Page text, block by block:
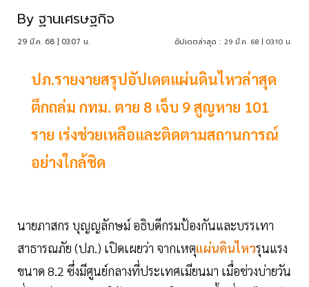
By ฐานเศรษฐกิจ
29 มี.ค. 68 | 03:07 น. อัปเดตล่าสุด : 29 มี.ค. 68 | 03:10 น.
ปภ.รายงายสรุปอัปเดตแผ่นดินไหวล่าสุด
ตึกถล่ม กทม. ตาย 8 เจ็บ 9 สูญหาย 101
ราย เร่งช่วยเหลือและติดตามสถานการณ์
อย่างใกล้ชิด
นายภาสกร บุญญลักษม์ อธิบดีกรมป้องกันและบรรเทา
สาธารณภัย (ปภ.) เปิดเผยว่า จากเหตุแผ่นดินไหวรุนแรง
ขนาด 8.2 ซึ่งมีศูนย์กลางที่ประเทศเมียนมา เมื่อช่วงบ่ายวัน